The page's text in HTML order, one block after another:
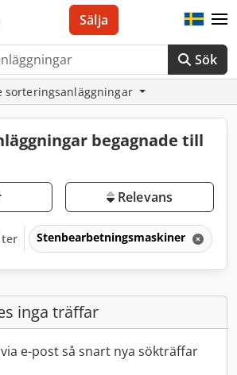
Sök
Sälja
sorteringsanläggningar
begagnade till
Relevans
Stenbearbetningsmaskiner
inga träffar
e-post så snart nya sökträffar